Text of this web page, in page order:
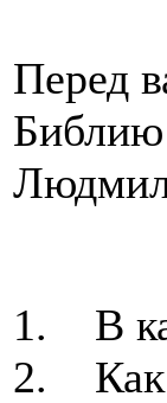
Перед
Библию
1. В
2. Как